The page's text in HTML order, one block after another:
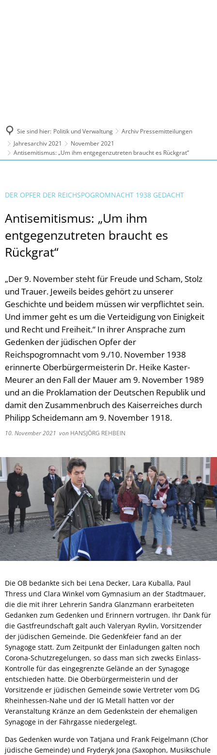
Sie sind hier: Politik und Verwaltung
Archiv Pressemitteilungen
Jahresarchiv 2021
November 2021
Antisemitismus: „Um ihm entgegenzutreten braucht es Rückgrat“
DER OPFER DER REICHSPOGROMNACHT 1938 GEDACHT
Antisemitismus: „Um ihm
entgegenzutreten braucht es
Rückgrat“
„Der 9. November steht für Freude und Scham, Stolz
und Trauer. Jeweils beides gehört zu unserer
Geschichte und beidem müssen wir verpflichtet sein.
Und immer geht es um die Verteidigung von Einigkeit
und Recht und Freiheit.“ In ihrer Ansprache zum
Gedenken der jüdischen Opfer der
Reichspogromnacht vom 9./10. November 1938
erinnerte Oberbürgermeisterin Dr. Heike Kaster-
Meurer an den Fall der Mauer am 9. November 1989
und an die Proklamation der Deutschen Republik und
damit den Zusammenbruch des Kaiserreiches durch
Philipp Scheidemann am 9. November 1918.
10. November 2021 von HANSJÖRG REHBEIN
Die OB bedankte sich bei Lena Decker, Lara Kuballa, Paul
Thress und Clara Winkel vom Gymnasium an der Stadtmauer,
die die mit ihrer Lehrerin Sandra Glanzmann erarbeiteten
Gedanken zum Gedenken und Erinnern vortrugen. Ihr Dank für
die Gastfreundschaft galt auch Valeryan Ryvlin, Vorsitzender
der jüdischen Gemeinde. Die Gedenkfeier fand an der
Synagoge statt. Zum Zeitpunkt der Einladungen galten noch
Corona-Schutzregelungen, so dass man sich zwecks Einlass-
Kontrolle für das eingegrenzte Gelände an der Synagoge
entschieden hatte. Die Oberbürgermeisterin und der
Vorsitzende er jüdischen Gemeinde sowie Vertreter vom DG
Rheinhessen-Nahe und der IG Metall hatten vor der
Veranstaltung Kränze an dem Gedenkstein der ehemaligen
Synagoge in der Fährgasse niedergelegt.
Das Gedenken wurde von Tatjana und Frank Feigelmann (Chor
jüdische Gemeinde) und Fryderyk Jona (Saxophon, Musikschule